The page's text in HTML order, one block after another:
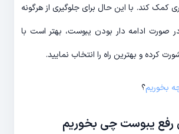
کمک کند. با این حال برای جلوگیری از هرگونه
صورت ادامه دار بودن یبوست، بهتر است با
کرده و بهترین راه را انتخاب نمایید.
بخوریم؟
رفع یبوست چی بخوریم